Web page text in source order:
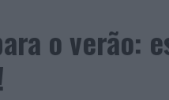
o verão: